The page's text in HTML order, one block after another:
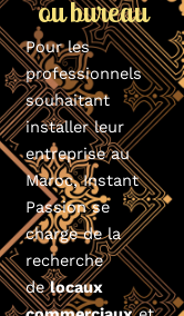
ou bureau
Pour les
professionnels
souhaitant
installer leur
entreprise au
Maroc, Instant
Passion se
charge de la
recherche
delocaux